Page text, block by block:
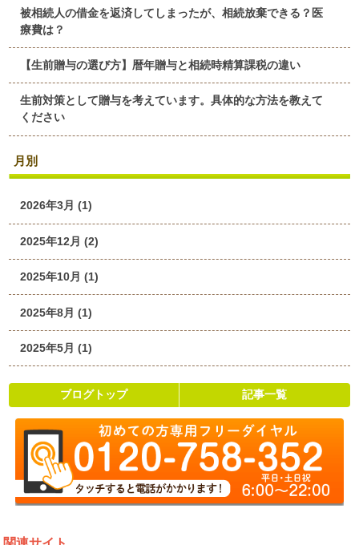
被相続人の借金を返済してしまったが、相続放棄できる？医
療費は？
【生前贈与の選び方】暦年贈与と相続時精算課税の違い
生前対策として贈与を考えています。具体的な方法を教えて
ください
月別
2026年3月 (1)
2025年12月 (2)
2025年10月 (1)
2025年8月 (1)
2025年5月 (1)
ブログトップ 記事一覧